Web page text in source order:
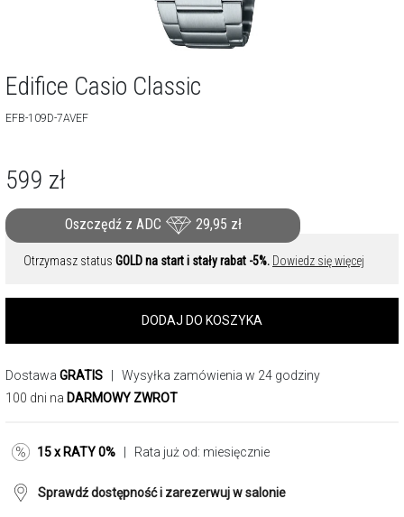
Edifice Casio Classic
EFB-109D-7AVEF
599 zł
Oszczędź z ADC 29,95 zł
Otrzymasz status GOLD na start i stały rabat -5%. Dowiedz się więcej
DODAJ DO KOSZYKA
Dostawa GRATIS | Wysyłka zamówienia w 24 godziny
100 dni na DARMOWY ZWROT
15 x RATY 0% | Rata już od: miesięcznie
Sprawdź dostępność i zarezerwuj w salonie